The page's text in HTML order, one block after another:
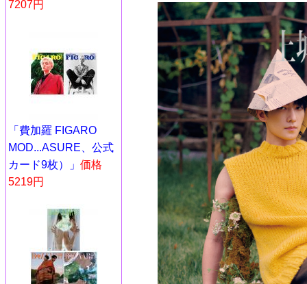
7207円
「費加羅 FIGARO
MOD...ASURE、公式
カード9枚）」 価格
5219円